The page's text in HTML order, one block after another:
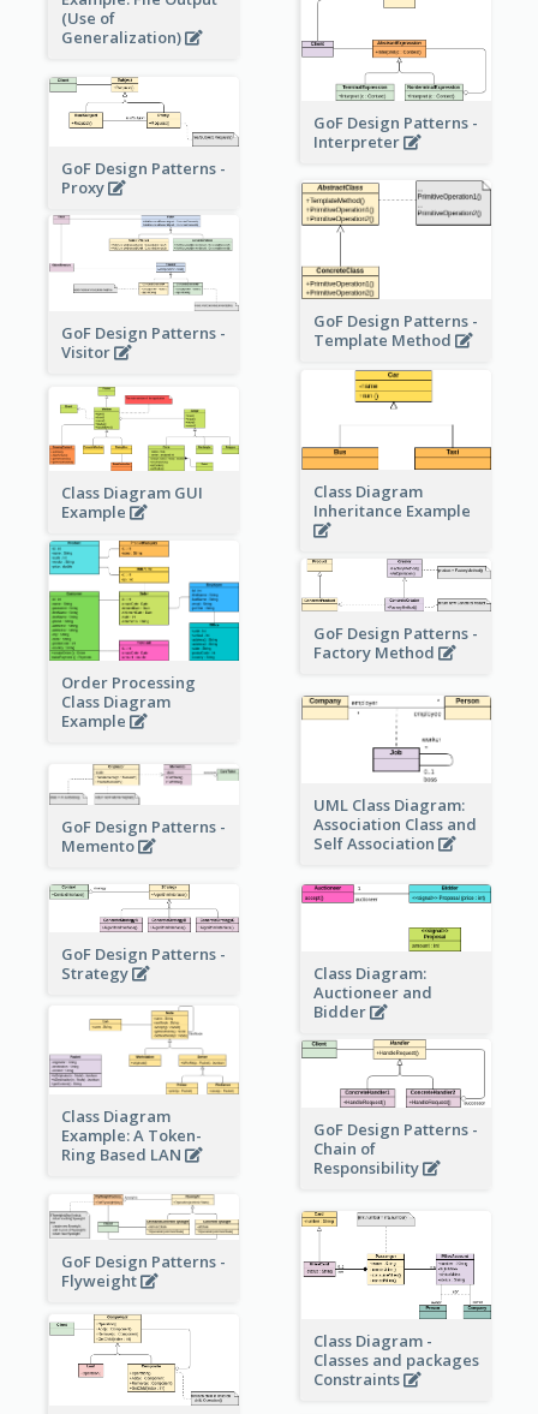
(Use of
Generalization)
GoF Design Patterns -
Interpreter
GoF Design Patterns -
Proxy
GoF Design Patterns -
Template Method
GoF Design Patterns -
Visitor
Class Diagram
Inheritance Example
Class Diagram GUI
Example
Order Processing
Class Diagram
Example
GoF Design Patterns -
Factory Method
UML Class Diagram:
Association Class and
Self Association
GoF Design Patterns -
Memento
GoF Design Patterns -
Strategy
Class Diagram:
Auctioneer and
Bidder
Class Diagram
Example: A Token-
Ring Based LAN
GoF Design Patterns -
Chain of
Responsibility
GoF Design Patterns -
Flyweight
Class Diagram -
Classes and packages
Constraints